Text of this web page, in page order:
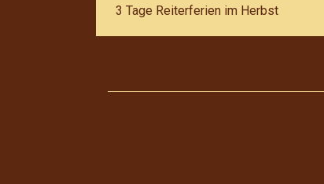
3 Tage Reiterferien im Herbst